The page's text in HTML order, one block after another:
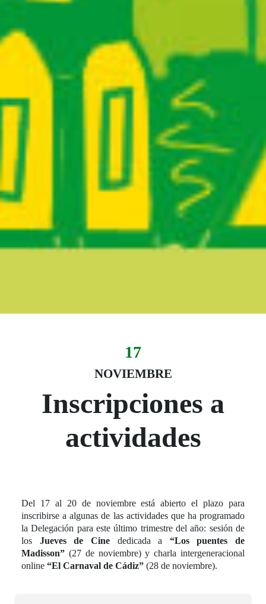
Fecha del evento
17
NOVIEMBRE
17 noviembre
Inscripciones a
actividades
Del 17 al 20 de noviembre está abierto el plazo para
inscribirse a algunas de las actividades que ha programado
la Delegación para este último trimestre del año: sesión de
los Jueves de Cinededicada a “Los puentes de
Madisson” (27 de noviembre) y charla intergeneracional
online “El Carnaval de Cádiz” (28 de noviembre).